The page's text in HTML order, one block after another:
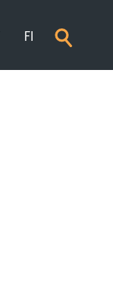
FI